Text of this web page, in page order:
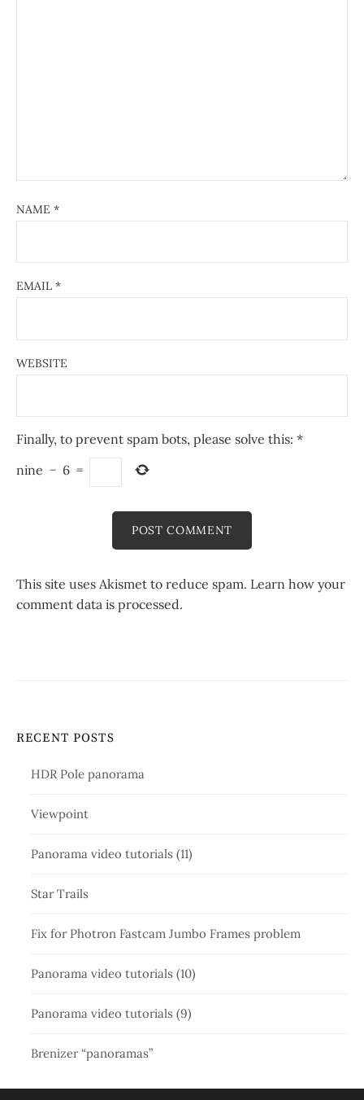
NAME *
EMAIL *
WEBSITE
Finally, to prevent spam bots, please solve this: *
nine − 6 =
This site uses Akismet to reduce spam. Learn how your
comment data is processed.
RECENT POSTS
HDR Pole panorama
Viewpoint
Panorama video tutorials (11)
Star Trails
Fix for Photron Fastcam Jumbo Frames problem
Panorama video tutorials (10)
Panorama video tutorials (9)
Brenizer “panoramas”